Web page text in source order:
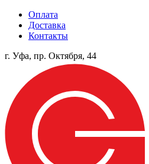
Оплата
Доставка
Контакты
г. Уфа, пр. Октября, 44